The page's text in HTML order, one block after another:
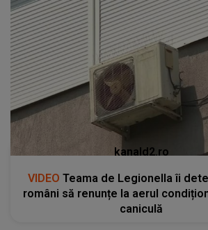
kanald2.ro
VIDEO Teama de Legionella îi
români să renunțe la aerul
caniculă